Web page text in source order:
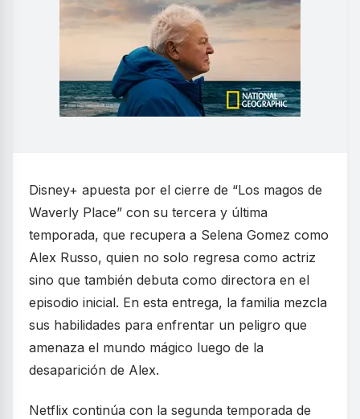
Disney+ apuesta por el cierre de “Los magos de
Waverly Place” con su tercera y última
temporada, que recupera a Selena Gomez como
Alex Russo, quien no solo regresa como actriz
sino que también debuta como directora en el
episodio inicial. En esta entrega, la familia mezcla
sus habilidades para enfrentar un peligro que
amenaza el mundo mágico luego de la
desaparición de Alex.
Netflix continúa con la segunda temporada de